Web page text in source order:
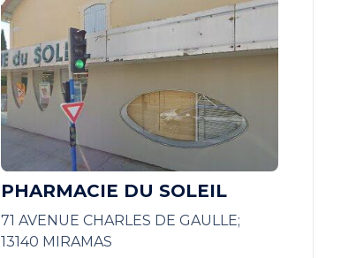
PHARMACIE DU SOLEIL
71 AVENUE CHARLES DE GAULLE;
13140 MIRAMAS